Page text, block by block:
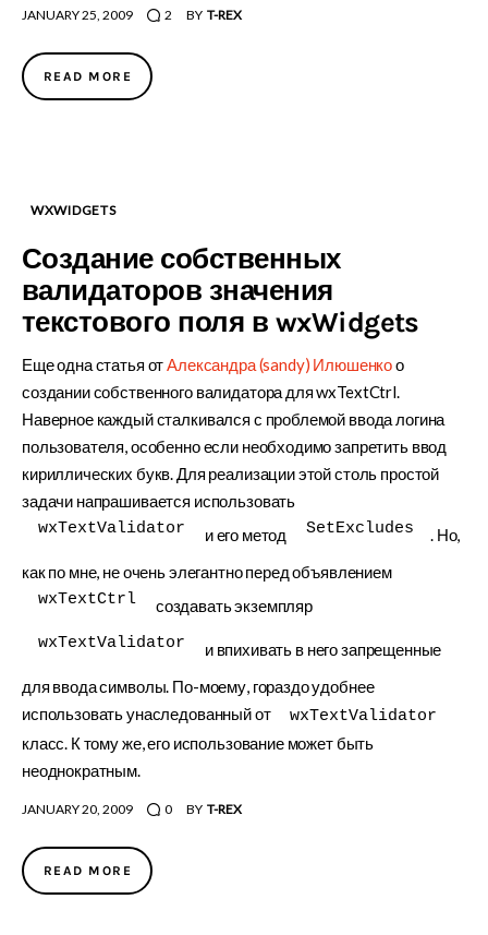
JANUARY 25, 2009 2 BY T-REX
READ MORE
WXWIDGETS
Создание собственных
валидаторов значения
текстового поля в wxWidgets
Еще одна статья отАлександра (sandy) Илюшенкоо
создании собственного валидатора для wxTextCtrl.
Наверное каждый сталкивался с проблемой ввода логина
пользователя, особенно если необходимо запретить ввод
кириллических букв. Для реализации этой столь простой
задачи напрашивается использовать
wxTextValidator и его метод SetExcludes
. Но,
как по мне, не очень элегантно перед объявлением
wxTextCtrl создавать экземпляр
wxTextValidator
и впихивать в него запрещенные
для ввода символы. По-моему, гораздо удобнее
использовать унаследованный от
wxTextValidator
класс. К тому же, его использование может быть
неоднократным.
JANUARY 20, 2009 0 BY T-REX
READ MORE